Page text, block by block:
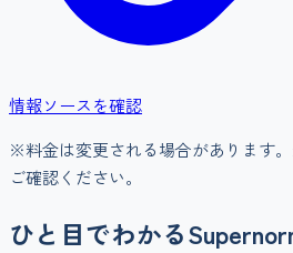
情報ソースを確認
※料金は変更される場合があります
ご確認ください。
ひと目でわかる